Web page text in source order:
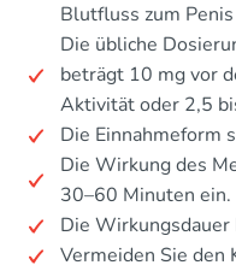
Blutfluss zum
Die übliche
beträgt 10 mg vor
Aktivität oder 2,5
Die Einnahmeform
Die Wirkung des
30–60 Minuten ein.
Die
Vermeiden Sie den